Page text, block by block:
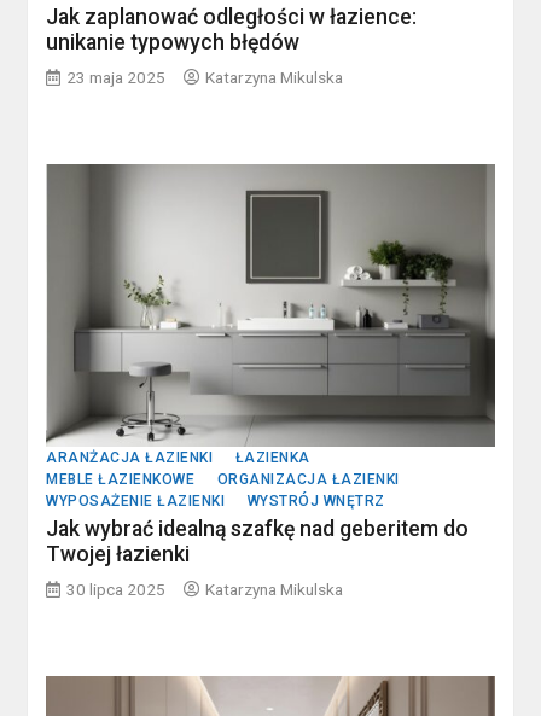
Jak zaplanować odległości w łazience:
unikanie typowych błędów
23 maja 2025 Katarzyna Mikulska
ARANŻACJA ŁAZIENKI
ŁAZIENKA
MEBLE ŁAZIENKOWE
ORGANIZACJA ŁAZIENKI
WYPOSAŻENIE ŁAZIENKI
WYSTRÓJ WNĘTRZ
Jak wybrać idealną szafkę nad geberitem do
Twojej łazienki
30 lipca 2025 Katarzyna Mikulska